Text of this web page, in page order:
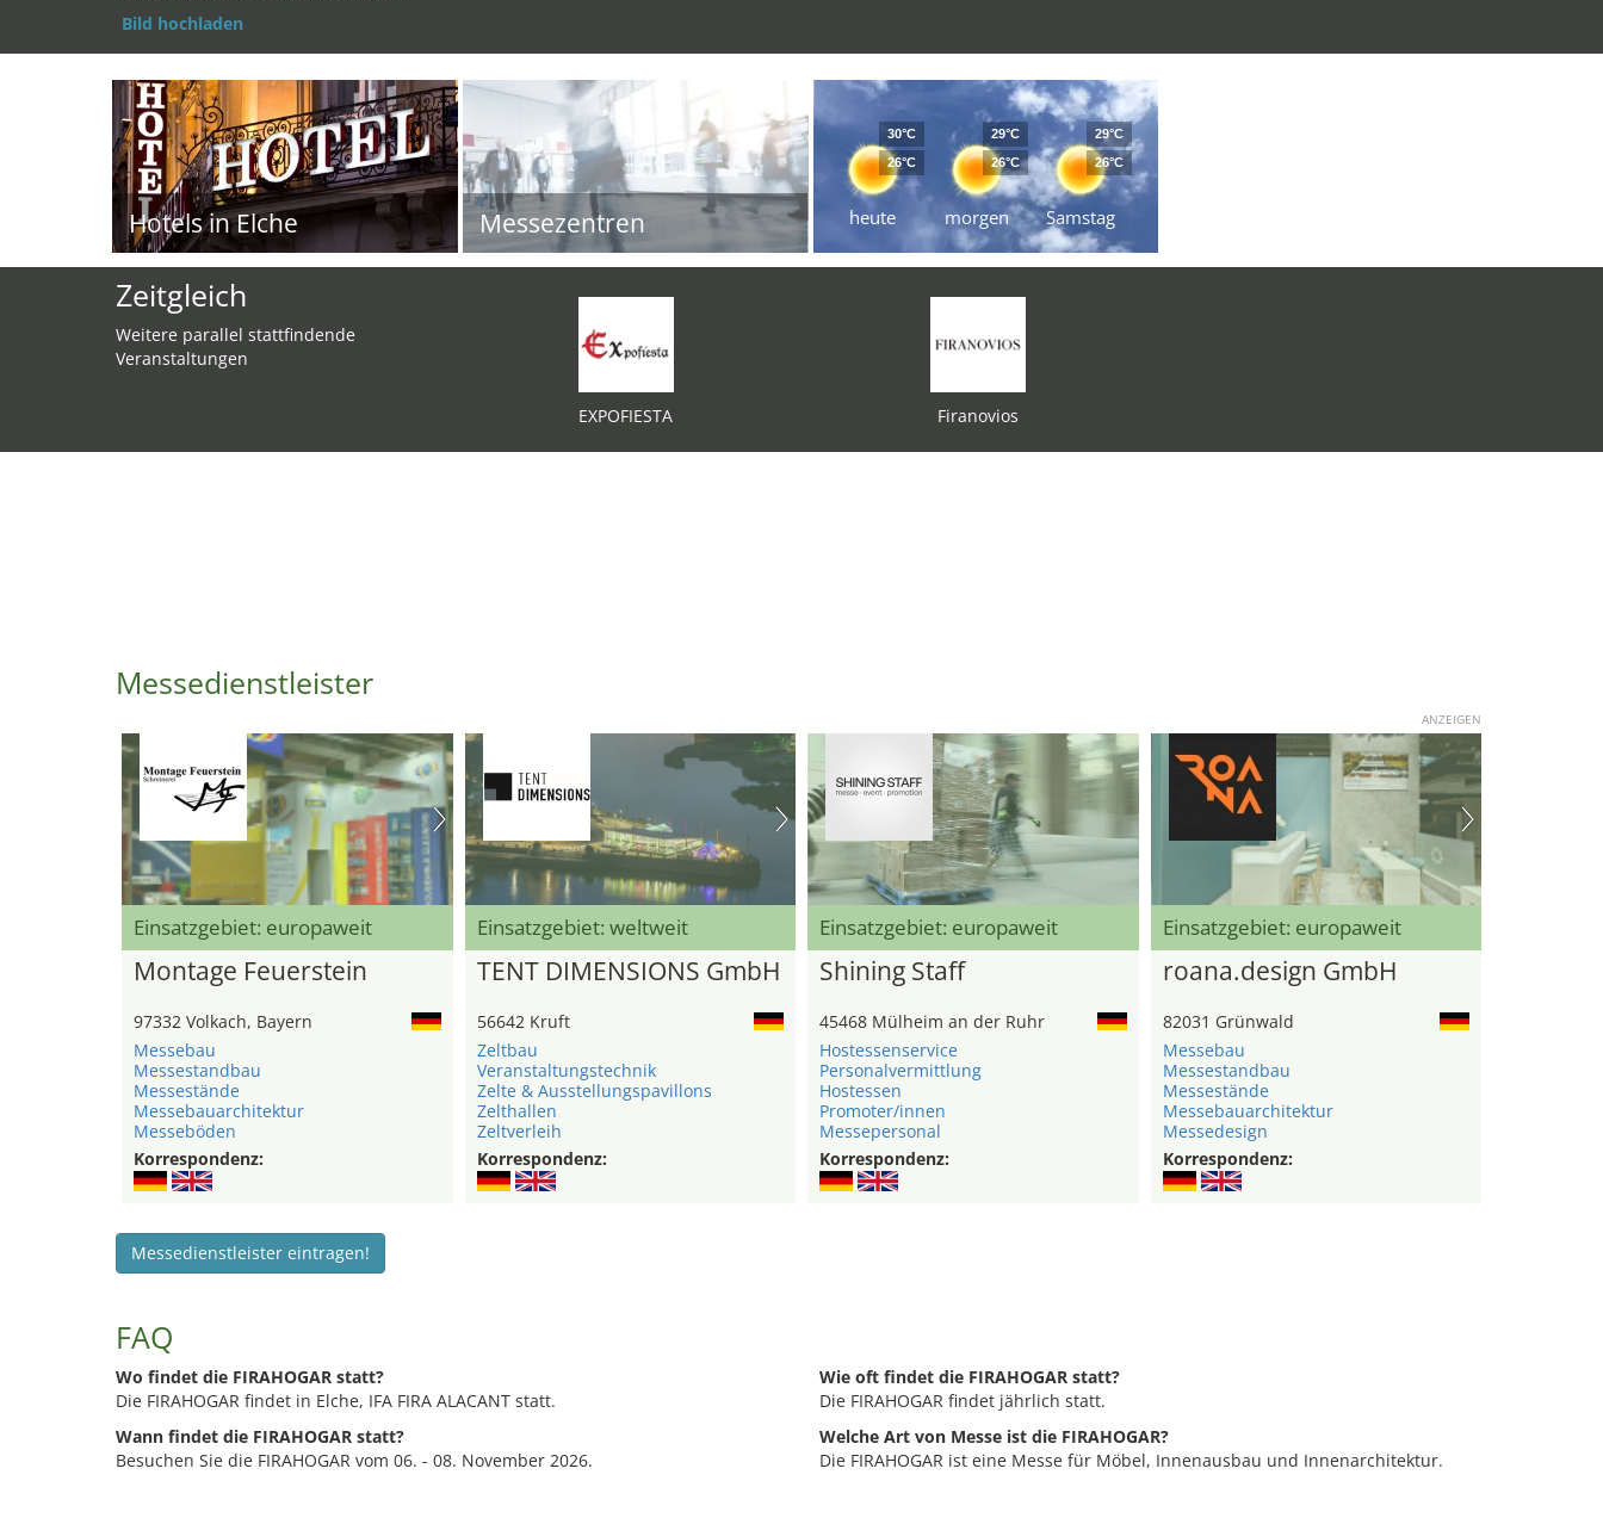
Bild hochladen
Hotels in Elche Messezentren heute
30°C
26°C
morgen
29°C
26°C
Samstag
29°C
26°C
Zeitgleich
Weitere parallel stattfindende
Veranstaltungen
EXPOFIESTA Firanovios
Messedienstleister
ANZEIGEN
Einsatzgebiet: europaweit
Montage Feuerstein
97332 Volkach, Bayern
Messebau
Messestandbau
Messestände
Messebauarchitektur
Messeböden
Korrespondenz:
Einsatzgebiet: weltweit
TENT DIMENSIONS GmbH
56642 Kruft
Zeltbau
Veranstaltungstechnik
Zelte & Ausstellungspavillons
Zelthallen
Zeltverleih
Korrespondenz:
Einsatzgebiet: europaweit
Shining Staff
45468 Mülheim an der Ruhr
Hostessenservice
Personalvermittlung
Hostessen
Promoter/innen
Messepersonal
Korrespondenz:
Einsatzgebiet: europaweit
roana.design GmbH
82031 Grünwald
Messebau
Messestandbau
Messestände
Messebauarchitektur
Messedesign
Korrespondenz:
Messedienstleister eintragen!
FAQ
Wo findet die FIRAHOGAR statt?
Die FIRAHOGAR findet in Elche, IFA FIRA ALACANT statt.
Wann findet die FIRAHOGAR statt?
Besuchen Sie die FIRAHOGAR vom 06. - 08. November 2026.
Wie oft findet die FIRAHOGAR statt?
Die FIRAHOGAR findet jährlich statt.
Welche Art von Messe ist die FIRAHOGAR?
Die FIRAHOGAR ist eine Messe für Möbel, Innenausbau und Innenarchitektur.